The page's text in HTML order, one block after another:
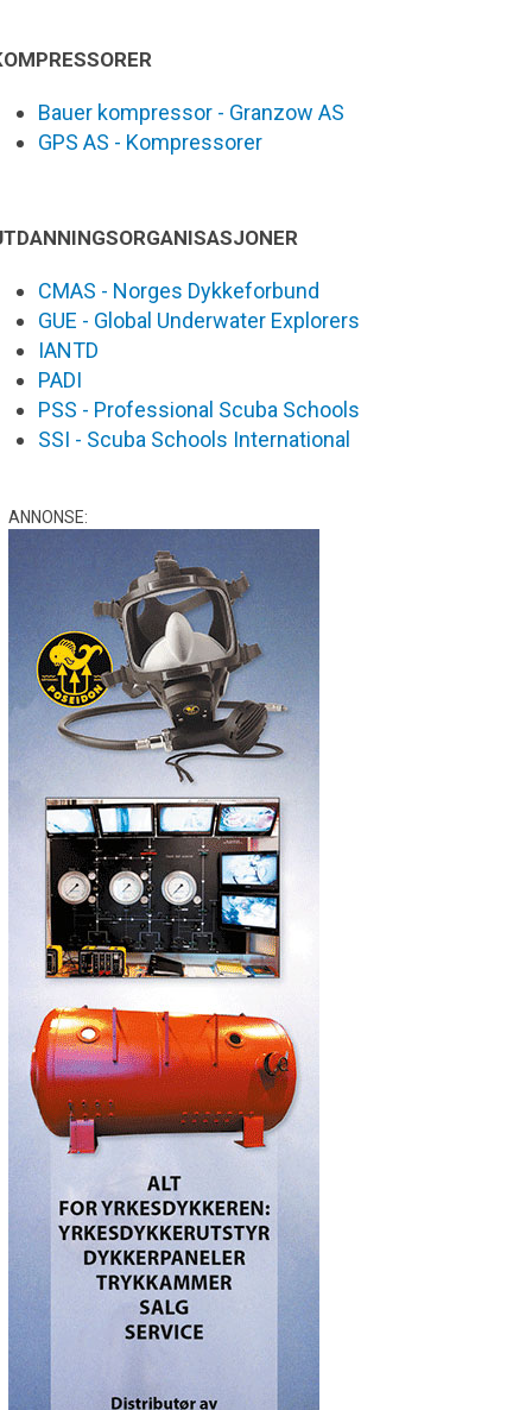
Bauer kompressor - Granzow AS
GPS AS - Kompressorer
CMAS - Norges Dykkeforbund
GUE - Global Underwater Explorers
IANTD
PADI
PSS - Professional Scuba Schools
SSI - Scuba Schools International
ANNONSE: